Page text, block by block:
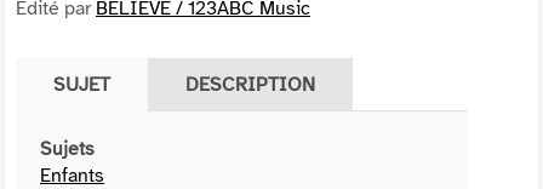
Edité par BELIEVE / 123ABC Music
SUJET DESCRIPTION
Sujets
Enfants